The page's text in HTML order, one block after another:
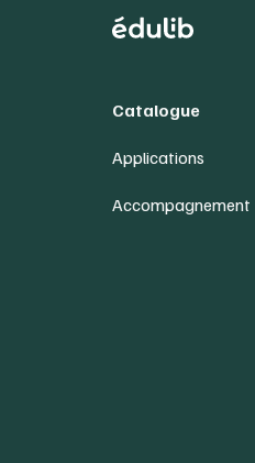
Catalogue
Applications
Accompagnement